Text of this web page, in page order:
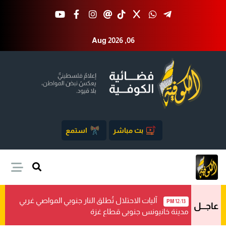
Aug 2026 ,06
بث مباشر استمع
عاجـــل 12:13 PM
آليات الاحتلال تُطلق النار جنوبي المواصي غربي
مدينة خانيونس جنوبي قطاع غزة